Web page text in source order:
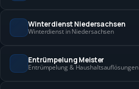
Winterdienst Niedersachsen
Winterdienst in Niedersachsen
Entrümpelung Meister
Entrümpelung & Haushaltsauflösungen